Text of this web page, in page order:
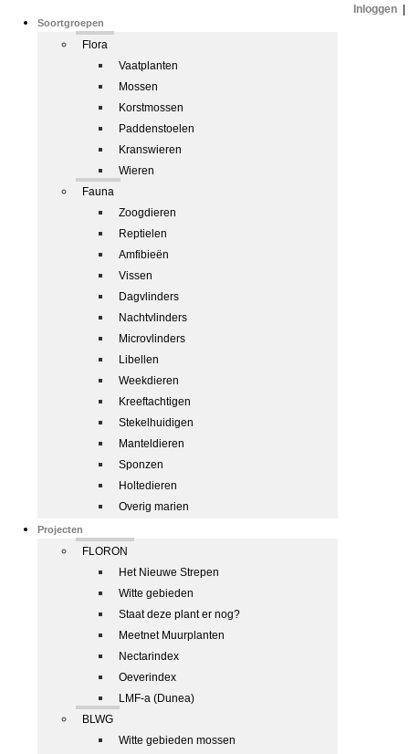
Soortgroepen
Flora
Vaatplanten
Mossen
Korstmossen
Paddenstoelen
Kranswieren
Wieren
Fauna
Zoogdieren
Reptielen
Amfibieën
Vissen
Dagvlinders
Nachtvlinders
Microvlinders
Libellen
Weekdieren
Kreeftachtigen
Stekelhuidigen
Manteldieren
Sponzen
Holtedieren
Overig marien
Projecten
FLORON
Het Nieuwe Strepen
Witte gebieden
Staat deze plant er nog?
Meetnet Muurplanten
Nectarindex
Oeverindex
LMF-a (Dunea)
BLWG
Witte gebieden mossen
Inloggen